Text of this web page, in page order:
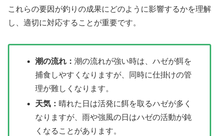
これらの要因が釣りの成果にどのように影響するかを理解
し、適切に対応することが重要です。
潮の流れ：潮の流れが強い時は、ハゼが餌を
捕食しやすくなりますが、同時に仕掛けの管
理が難しくなります。
天気： 晴れた日は活発に餌を取るハゼが多く
なりますが、雨や強風の日はハゼの活動が鈍
くなることがあります。